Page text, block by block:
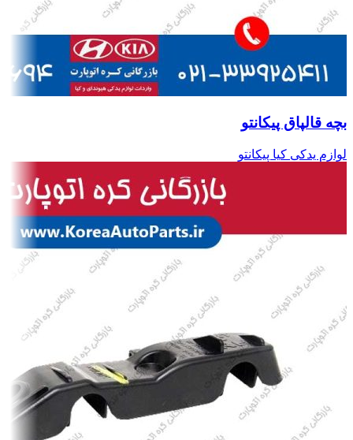
بچه قالپاق پیکانتو
لوازم یدکی کیا پیکانتو